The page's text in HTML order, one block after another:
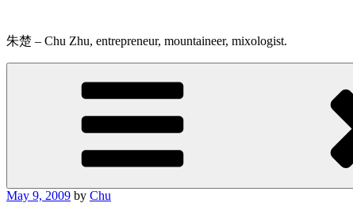
content
朱楚 – Chu Zhu, entrepreneur, mountaineer, mixologist.
Posted
May 9, 2009 by Chu